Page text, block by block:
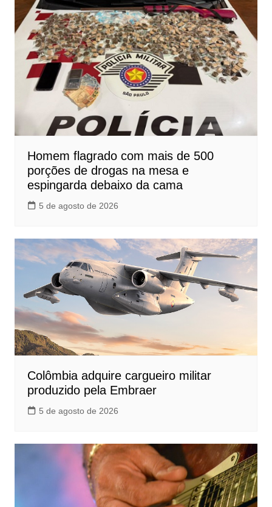
Homem flagrado com mais de 500
porções de drogas na mesa e
espingarda debaixo da cama
5 de agosto de 2026
Colômbia adquire cargueiro militar
produzido pela Embraer
5 de agosto de 2026